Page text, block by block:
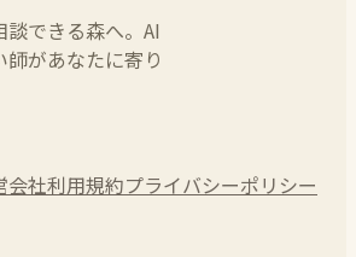
できる森へ。AI
があなたに寄り
会社利用規約プライバシーポリシー